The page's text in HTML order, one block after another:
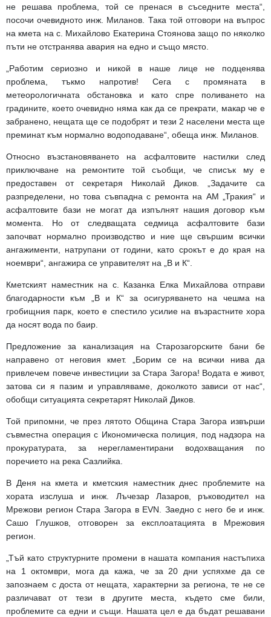
не решава проблема, той се пренася в съседните места“,
посочи очевидното инж. Миланов. Така той отговори на въпрос
на кмета на с. Михайлово Екатерина Стоянова защо по няколко
пъти не отстранява авария на едно и също място.
„Работим сериозно и никой в наше лице не подценява
проблема, тъкмо напротив! Сега с промяната в
метеорологичната обстановка и като спре поливането на
градините, което очевидно няма как да се прекрати, макар че е
забранено, нещата ще се подобрят и тези 2 населени места ще
преминат към нормално водоподаване“, обеща инж. Миланов.
Относно възстановяването на асфалтовите настилки след
приключване на ремонтите той съобщи, че списък му е
предоставен от секретаря Николай Диков. „Задачите са
разпределени, но това съвпадна с ремонта на АМ „Тракия“ и
асфалтовите бази не могат да изпълнят нашия договор към
момента. Но от следващата седмица асфалтовите бази
започват нормално производство и ние ще свършим всички
ангажименти, натрупани от години, като срокът е до края на
ноември“, ангажира се управителят на „В и К“.
Кметският наместник на с. Казанка Елка Михайлова отправи
благодарности към „В и К“ за осигуряването на чешма на
гробищния парк, което е спестило усилие на възрастните хора
да носят вода по баир.
Предложение за канализация на Старозагорските бани бе
направено от неговия кмет. „Борим се на всички нива да
привлечем повече инвестиции за Стара Загора! Водата е живот,
затова си я пазим и управляваме, доколкото зависи от нас“,
обобщи ситуацията секретарят Николай Диков.
Той припомни, че през лятото Община Стара Загора извърши
съвместна операция с Икономическа полиция, под надзора на
прокуратурата, за нерегламентирани водохващания по
поречието на река Сазлийка.
В Деня на кмета и кметския наместник днес проблемите на
хората изслуша и инж. Лъчезар Лазаров, ръководител на
Мрежови регион Стара Загора в EVN . Заедно с него бе и инж.
Сашо Глушков, отговорен за експлоатацията в Мрежовия
регион.
„Тъй като структурните промени в нашата компания настъпиха
на 1 октомври, мога да кажа, че за 20 дни успяхме да се
запознаем с доста от нещата, характерни за региона, те не се
различават от тези в другите места, където сме били,
проблемите са едни и същи. Нашата цел е да бъдат решавани